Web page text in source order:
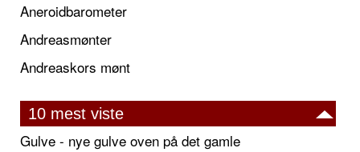
Aneroidbarometer
Andreasmønter
Andreaskors mønt
10 mest viste
Gulve - nye gulve oven på det gamle